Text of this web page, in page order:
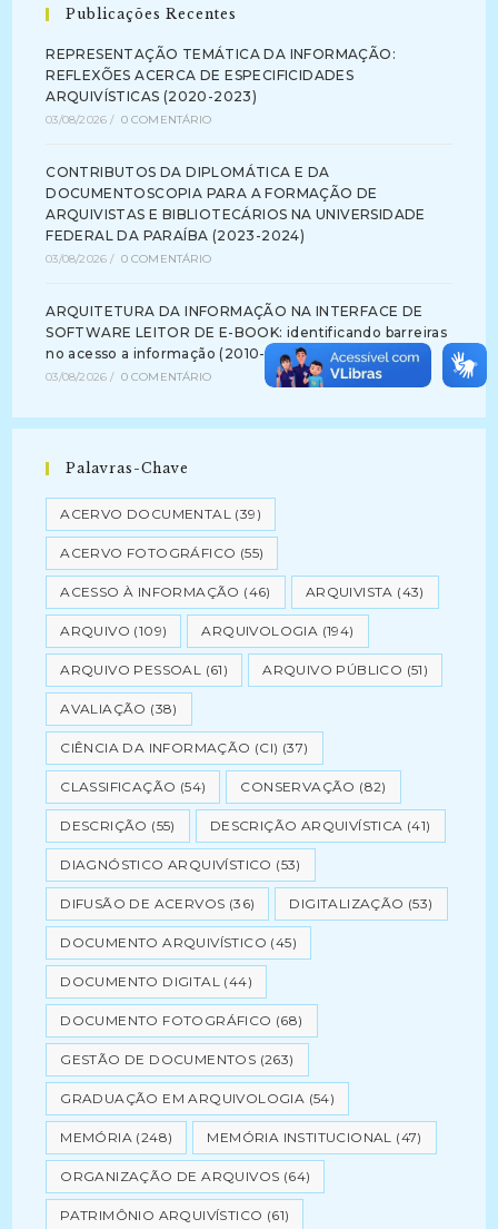
Publicações Recentes
REPRESENTAÇÃO TEMÁTICA DA INFORMAÇÃO:
REFLEXÕES ACERCA DE ESPECIFICIDADES
ARQUIVÍSTICAS (2020-2023)
03/08/2026 / 0 COMENTÁRIO
CONTRIBUTOS DA DIPLOMÁTICA E DA
DOCUMENTOSCOPIA PARA A FORMAÇÃO DE
ARQUIVISTAS E BIBLIOTECÁRIOS NA UNIVERSIDADE
FEDERAL DA PARAÍBA (2023-2024)
03/08/2026 / 0 COMENTÁRIO
ARQUITETURA DA INFORMAÇÃO NA INTERFACE DE
SOFTWARE LEITOR DE E-BOOK: identificando barreiras
no acesso a informação (2010-2012)
03/08/2026 / 0 COMENTÁRIO
Palavras-Chave
ACERVO DOCUMENTAL (39)
ACERVO FOTOGRÁFICO (55)
ACESSO À INFORMAÇÃO (46) ARQUIVISTA (43)
ARQUIVO (109) ARQUIVOLOGIA (194)
ARQUIVO PESSOAL (61) ARQUIVO PÚBLICO (51)
AVALIAÇÃO (38)
CIÊNCIA DA INFORMAÇÃO (CI) (37)
CLASSIFICAÇÃO (54) CONSERVAÇÃO (82)
DESCRIÇÃO (55) DESCRIÇÃO ARQUIVÍSTICA (41)
DIAGNÓSTICO ARQUIVÍSTICO (53)
DIFUSÃO DE ACERVOS (36) DIGITALIZAÇÃO (53)
DOCUMENTO ARQUIVÍSTICO (45)
DOCUMENTO DIGITAL (44)
DOCUMENTO FOTOGRÁFICO (68)
GESTÃO DE DOCUMENTOS (263)
GRADUAÇÃO EM ARQUIVOLOGIA (54)
MEMÓRIA (248) MEMÓRIA INSTITUCIONAL (47)
ORGANIZAÇÃO DE ARQUIVOS (64)
PATRIMÔNIO ARQUIVÍSTICO (61)